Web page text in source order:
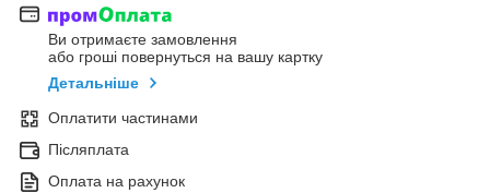
Ви отримаєте замовлення
або гроші повернуться на вашу картку
Детальніше
Оплатити частинами
Післяплата
Оплата на рахунок